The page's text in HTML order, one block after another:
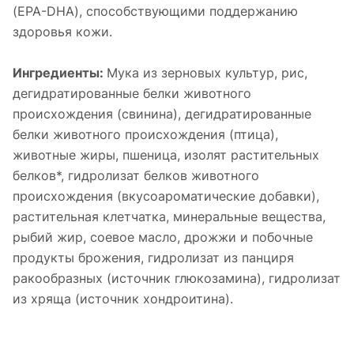
(EPA-DHA), способствующими поддержанию
здоровья кожи.
Ингредиенты: Мука из зерновых культур, рис,
дегидратированные белки животного
происхождения (свинина), дегидратированные
белки животного происхождения (птица),
животные жиры, пшеница, изолят растительных
белков*, гидролизат белков животного
происхождения (вкусоароматические добавки),
растительная клетчатка, минеральные вещества,
рыбий жир, соевое масло, дрожжи и побочные
продукты брожения, гидролизат из панциря
ракообразных (источник глюкозамина), гидролизат
из хряща (источник хондроитина).